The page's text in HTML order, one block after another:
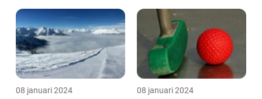
08 januari 2024 08 januari 2024